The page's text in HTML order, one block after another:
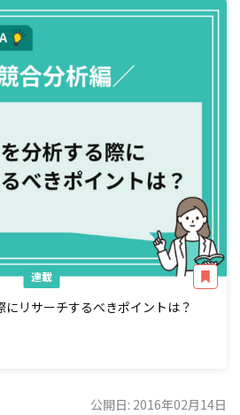
連載
リサーチするべきポイントは？
公開日: 2016年02月14日